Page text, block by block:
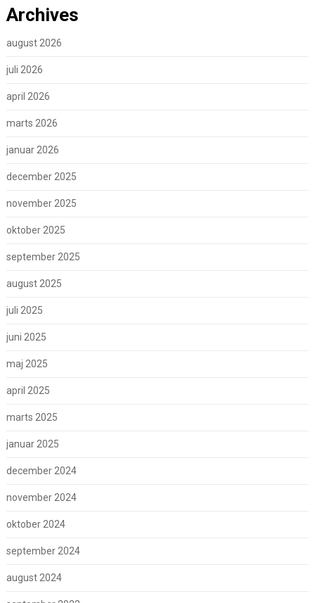
Archives
august 2026
juli 2026
april 2026
marts 2026
januar 2026
december 2025
november 2025
oktober 2025
september 2025
august 2025
juli 2025
juni 2025
maj 2025
april 2025
marts 2025
januar 2025
december 2024
november 2024
oktober 2024
september 2024
august 2024